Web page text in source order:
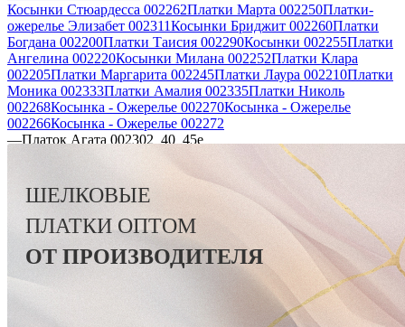
Косынки Стюардесса 002262Платки Марта 002250Платки-
ожерелье Элизабет 002311Косынки Бриджит 002260Платки
Богдана 002200Платки Таисия 002290Косынки 002255Платки
Ангелина 002220Косынки Милана 002252Платки Клара
002205Платки Маргарита 002245Платки Лаура 002210Платки
Моника 002333Платки Амалия 002335Платки Николь
002268Косынка - Ожерелье 002270Косынка - Ожерелье
002266Косынка - Ожерелье 002272
—Платок Агата 002302_40_45e
ШЕЛКОВЫЕ
ПЛАТКИОПТОМ
ОТ ПРОИЗВОДИТЕЛЯ